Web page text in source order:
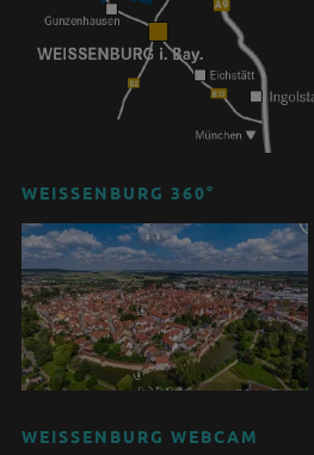
WEISSENBURG 360°
WEISSENBURG WEBCAM